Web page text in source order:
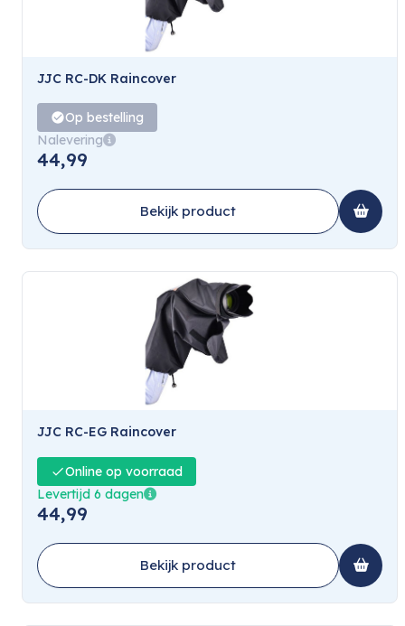
JJC RC-DK Raincover
Op bestelling
Nalevering
44,99
Bekijk product
JJC RC-EG Raincover
Online op voorraad
Levertijd 6 dagen
44,99
Bekijk product